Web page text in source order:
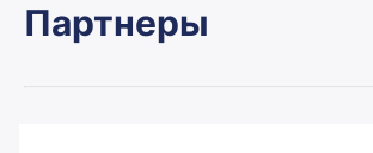
Партнеры